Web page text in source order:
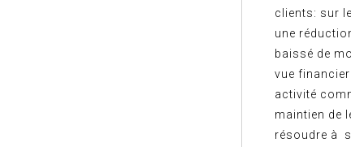
clients: sur
une
baissé de
vue
activité
maintien de
résoudre à